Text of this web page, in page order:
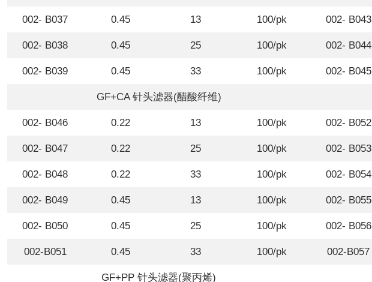
002- B037 0.45 13 100/pk 002- B043
002- B038 0.45 25 100/pk 002- B044
002- B039 0.45 33 100/pk 002- B045
GF+CA 针头滤器(醋酸纤维)
002- B046 0.22 13 100/pk 002- B052
002- B047 0.22 25 100/pk 002- B053
002- B048 0.22 33 100/pk 002- B054
002- B049 0.45 13 100/pk 002- B055
002- B050 0.45 25 100/pk 002- B056
002-B051 0.45 33 100/pk 002-B057
GF+PP 针头滤器(聚丙烯)